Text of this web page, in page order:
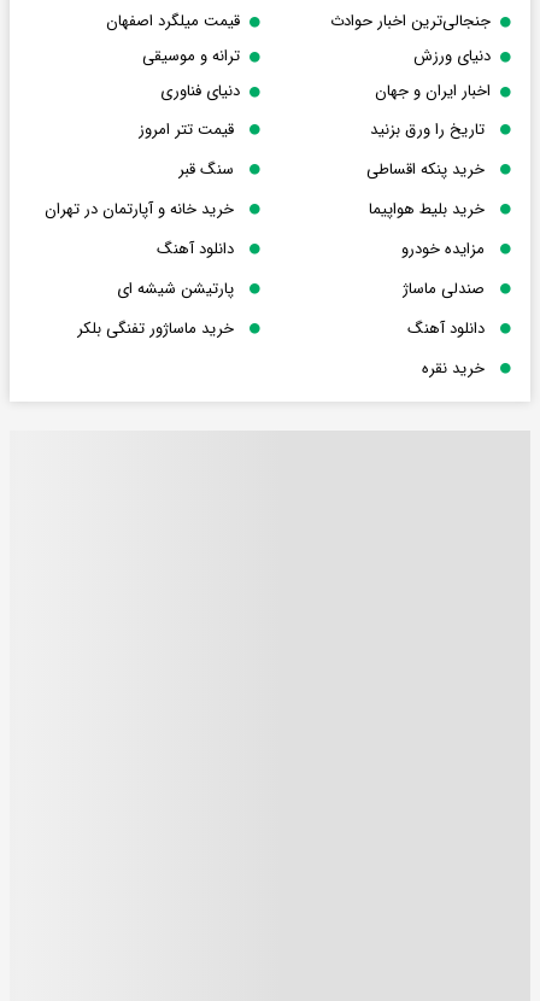
جنجالی‌ترین اخبار حوادث
قیمت میلگرد اصفهان
دنیای ورزش
ترانه و موسیقی
اخبار ایران و جهان
دنیای فناوری
تاریخ را ورق بزنید
قیمت تتر امروز
خرید پنکه اقساطی
سنگ قبر
خرید بلیط هواپیما
خرید خانه و آپارتمان در تهران
مزایده خودرو
دانلود آهنگ
صندلی ماساژ
پارتیشن شیشه ای
دانلود آهنگ
خرید ماساژور تفنگی بلکر
خرید نقره